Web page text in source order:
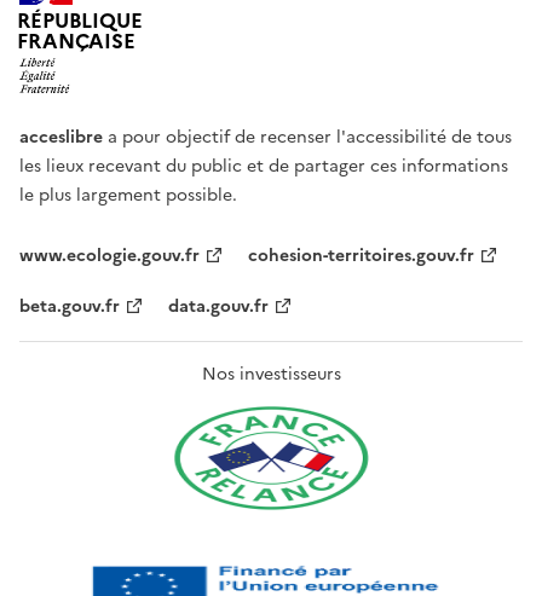
RÉPUBLIQUE
FRANÇAISE
acceslibre a pour objectif de recenser l'accessibilité de tous
les lieux recevant du public et de partager ces informations
le plus largement possible.
www.ecologie.gouv.fr
cohesion-territoires.gouv.fr
beta.gouv.fr
data.gouv.fr
Nos investisseurs